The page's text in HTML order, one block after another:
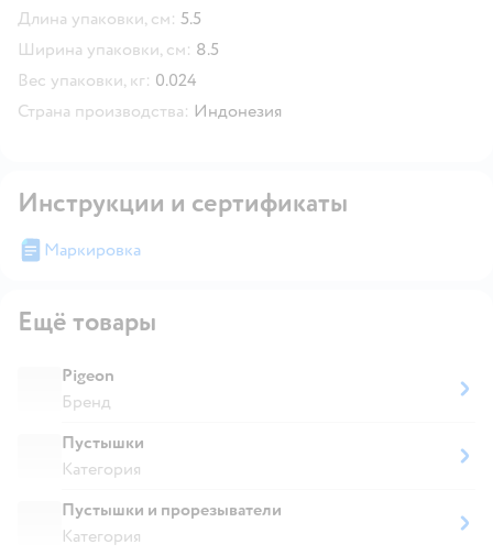
Длина упаковки, см: 5.5
Ширина упаковки, см: 8.5
Вес упаковки, кг: 0.024
Страна производства: Индонезия
Инструкции и сертификаты
Маркировка
Ещё товары
Pigeon
Бренд
Пустышки
Категория
Пустышки и прорезыватели
Категория